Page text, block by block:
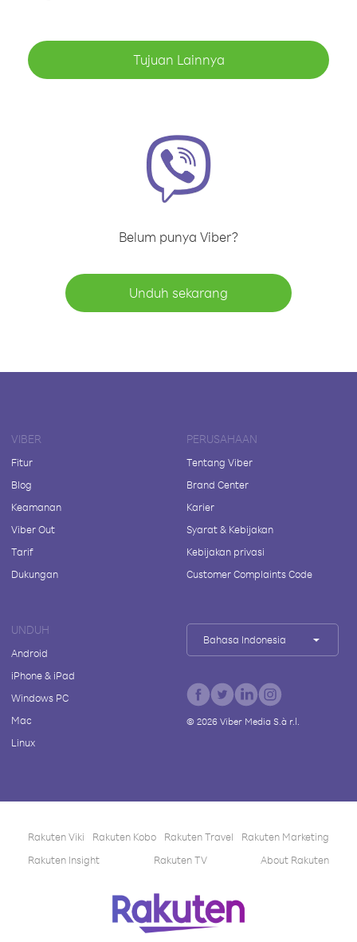
Tujuan Lainnya
Belum punya Viber?
Unduh sekarang
VIBER
Fitur
Blog
Keamanan
Viber Out
Tarif
Dukungan
PERUSAHAAN
Tentang Viber
Brand Center
Karier
Syarat & Kebijakan
Kebijakan privasi
Customer Complaints Code
UNDUH
Android
iPhone & iPad
Windows PC
Mac
Linux
Bahasa Indonesia
© 2026Viber Media S.à r.l.
Rakuten Viki Rakuten Kobo Rakuten Travel
Rakuten Marketing
Rakuten Insight
Rakuten TV About Rakuten